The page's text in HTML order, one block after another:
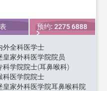
预约: 2275 6888
外全科医学士
皇家外科医学院院员
科学院院士(耳鼻喉科)
科医学院院士
皇家外科医学院耳鼻喉科院